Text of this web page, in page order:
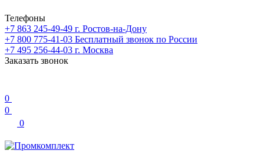
Телефоны
+7 863 245-49-49 г. Ростов-на-Дону
+7 800 775-41-03 Бесплатный звонок по России
+7 495 256-44-03 г. Москва
Заказать звонок
0
0
0